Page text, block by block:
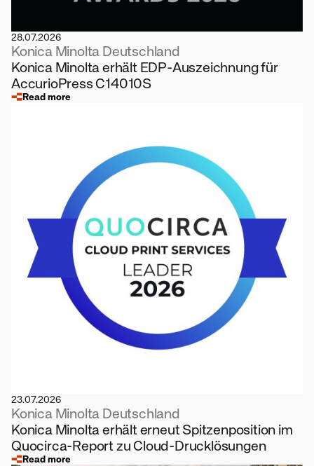
28.07.2026
Konica Minolta Deutschland
Konica Minolta erhält EDP-Auszeichnung für
AccurioPress C14010S
Read more
23.07.2026
Konica Minolta Deutschland
Konica Minolta erhält erneut Spitzenposition im
Quocirca-Report zu Cloud-Drucklösungen
Read more